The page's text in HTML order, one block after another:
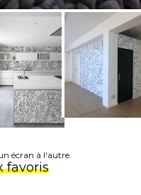
écran à l'autre.
favoris